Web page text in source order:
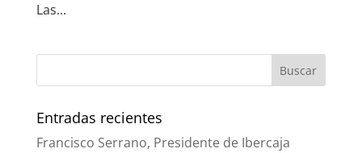
Las...
Entradas recientes
Francisco Serrano, Presidente de Ibercaja